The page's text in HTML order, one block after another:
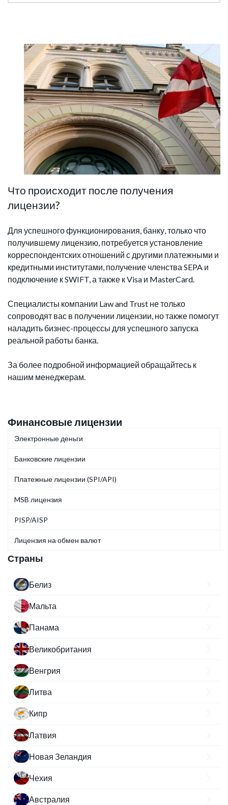
Что происходит после получения
лицензии?
Для успешного функционирования, банку, только что
получившему лицензию, потребуется установление
корреспондентских отношений с другими платежными и
кредитными институтами, получение членства SEPA и
подключение к SWIFT, а также к Visa и MasterCard.
Специалисты компании Law and Trust не только
сопроводят вас в получении лицензии, но также помогут
наладить бизнес-процессы для успешного запуска
реальной работы банка.
За более подробной информацией обращайтесь к
нашим менеджерам.
Финансовые лицензии
Электронные деньги
Банковские лицензии
Платежные лицензии (SPI/API)
MSB лицензия
PISP/AISP
Лицензия на обмен валют
Страны
Белиз
Мальта
Панама
Великобритания
Венгрия
Литва
Кипр
Латвия
Новая Зеландия
Чехия
Австралия